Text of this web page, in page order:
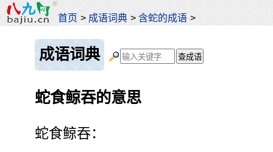
首页 > 成语词典 >含蛇的成语 >
成语词典
蛇食鲸吞的意思
蛇食鲸吞：